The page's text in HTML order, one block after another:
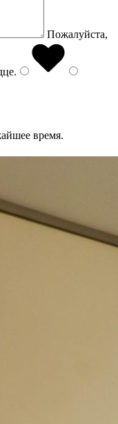
Пожалуйста,
.
время.